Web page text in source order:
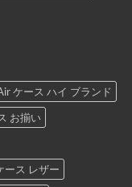
ケース ハイ ブランド
お揃い
ース レザー